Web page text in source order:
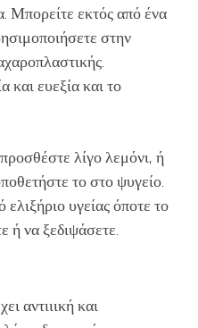
Μπορείτε εκτός από ένα
στην
και ευεξία και το
λίγο λεμόνι, ή
το στο ψυγείο.
υγείας όποτε το
ή να ξεδιψάσετε.
αντιιική και